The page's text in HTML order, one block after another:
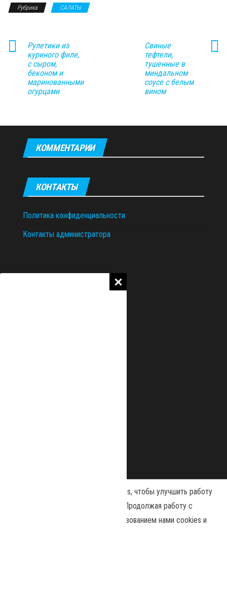
Рубрика САЛАТЫ
Рулетики из
куриного филе,
с сыром,
беконом и
маринованными
огурцами
Свиные
тефтели,
тушенные в
миндальном
соусе с белым
вином
КОММЕНТАРИИ
КОНТАКТЫ
Политика конфиденциальности
Контакты администратора
Наш сайт использует файлы cookies, чтобы улучшить работу
и повысить эффективность сайта. Продолжая работу с
сайтом, вы соглашаетесь с использованием нами cookies и